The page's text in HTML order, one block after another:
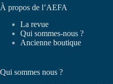
À propos de l’AEFA
La revue
Qui sommes-nous ?
Ancienne boutique
Qui sommes nous ?